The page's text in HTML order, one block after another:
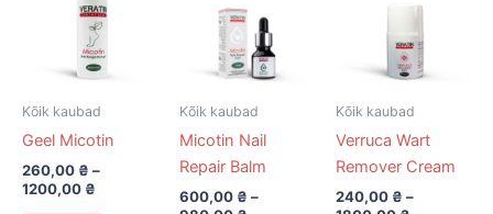
Kõik kaubad
Geel Micotin
260,00 ₴ –
1200,00 ₴
Kõik kaubad
Micotin Nail
Repair Balm
600,00 ₴ –
Kõik kaubad
Verruca Wart
Remover Cream
240,00 ₴ –